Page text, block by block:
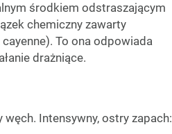
środkiem odstraszającym
chemiczny zawarty
To ona odpowiada
drażniące.
Intensywny, ostry zapach: